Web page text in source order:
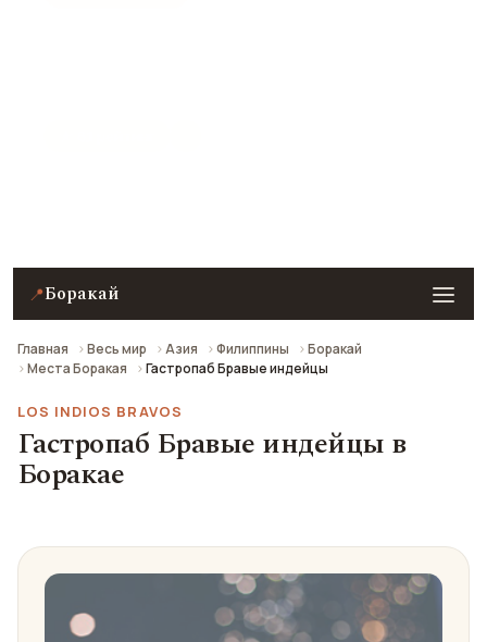
📍Боракай
Главная Весь мир Азия Филиппины
Боракай
Места Боракая
Гастропаб Бравые индейцы
LOS INDIOS BRAVOS
Гастропаб Бравые индейцы в
Боракае